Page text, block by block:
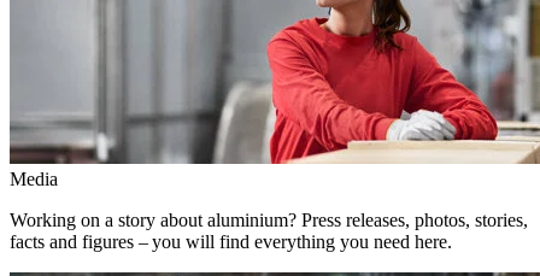
Media
Working on a story about aluminium? Press releases, photos, stories,
facts and figures – you will find everything you need here.